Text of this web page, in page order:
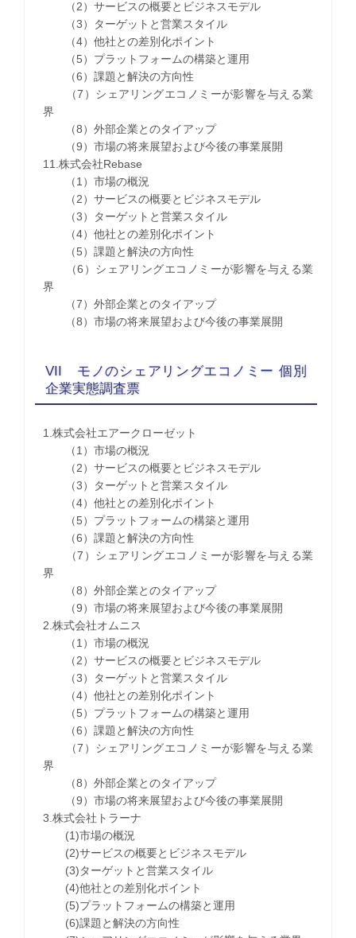
（2）サービスの概要とビジネスモデル
（3）ターゲットと営業スタイル
（4）他社との差別化ポイント
（5）プラットフォームの構築と運用
（6）課題と解決の方向性
（7）シェアリングエコノミーが影響を与える業
界
（8）外部企業とのタイアップ
（9）市場の将来展望および今後の事業展開
11.株式会社Rebase
（1）市場の概況
（2）サービスの概要とビジネスモデル
（3）ターゲットと営業スタイル
（4）他社との差別化ポイント
（5）課題と解決の方向性
（6）シェアリングエコノミーが影響を与える業
界
（7）外部企業とのタイアップ
（8）市場の将来展望および今後の事業展開
VII モノのシェアリングエコノミー 個別
企業実態調査票
1.株式会社エアークローゼット
（1）市場の概況
（2）サービスの概要とビジネスモデル
（3）ターゲットと営業スタイル
（4）他社との差別化ポイント
（5）プラットフォームの構築と運用
（6）課題と解決の方向性
（7）シェアリングエコノミーが影響を与える業
界
（8）外部企業とのタイアップ
（9）市場の将来展望および今後の事業展開
2.株式会社オムニス
（1）市場の概況
（2）サービスの概要とビジネスモデル
（3）ターゲットと営業スタイル
（4）他社との差別化ポイント
（5）プラットフォームの構築と運用
（6）課題と解決の方向性
（7）シェアリングエコノミーが影響を与える業
界
（8）外部企業とのタイアップ
（9）市場の将来展望および今後の事業展開
3.株式会社トラーナ
(1)市場の概況
(2)サービスの概要とビジネスモデル
(3)ターゲットと営業スタイル
(4)他社との差別化ポイント
(5)プラットフォームの構築と運用
(6)課題と解決の方向性